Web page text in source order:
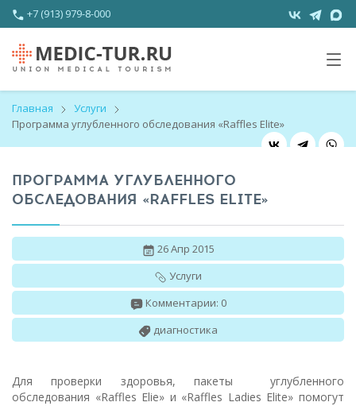
+7 (913) 979-8-000
Главная
Услуги
Программа углубленного обследования «Raffles Elite»
ПРОГРАММА УГЛУБЛЕННОГО
ОБСЛЕДОВАНИЯ «RAFFLES ELITE»
26 Апр 2015
Услуги
Комментарии: 0
диагностика
Для проверки здоровья, пакеты углубленного
обследования «Raffles Elie» и «Raffles Ladies Elite» помогут